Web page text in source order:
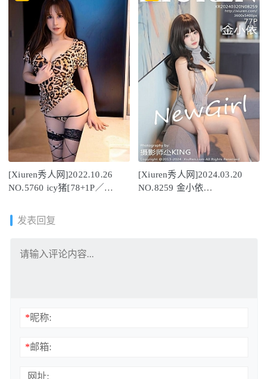
[Xiuren秀人网]2022.10.26
NO.5760 icy猪[78+1P／
[Xiuren秀人网]2024.03.20
NO.8259 金小依
发表回复
*昵称:
*邮箱:
网址: